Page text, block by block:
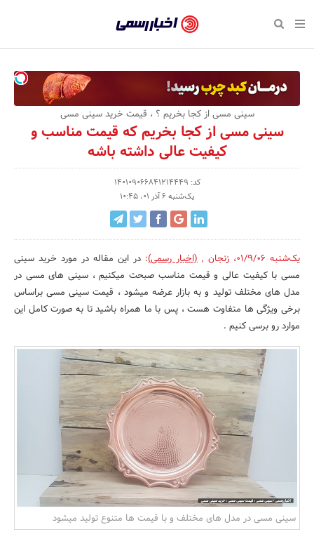
رسمی
-
تایید
شده
شرکت‌ها،
و
روابط
عمومی‌ها
بازگشت
صفحه نخست پایگاه خبری
اقتصادی
صفحه نخست اقتصادی
تجارت و بازار
کارآفرینی و استارتاپ
نفت، انرژی و صنایع
کسب و کار و خرده فروشی
صنایع غذایی و کشاورزی
کار و استخدام
مسکن و ساختمان
اجتماعی
صفحه نخست اجتماعی
علم و آموزش
بهداشت و درمان
شهر و جامعه
محیط زیست
تبلیغات و روابط عمومی
فرهنگی
صفحه نخست فرهنگی
رسانه‌ها
نشریات و کتاب
صنایع دستی
صفحه نخست ورزش
تازه‌های ورزش
مکان‌های ورزشی
تجهیزات ورزشی
صفحه نخست سبک زندگی
سلامت و زیبایی
روانشناسی و موفقیت
رویداد
صفحه نخست رویداد
حراج و تخفیف
جشنواره، نمایشگاه و
مسابقه و فراخوان
سینی مسی از کجا بخریم ؟ ، قیمت خرید سینی مسی
سینی مسی از کجا بخریم که قیمت مناسب و
کیفیت عالی داشته باشه
کد: 140109066841214449
یک‌شنبه 6 آذر 01، 10:45
یک‌شنبه 01/9/06 ، زنجان , (اخبار رسمی): در این مقاله در مورد خرید سینی
مسی با کیفیت عالی و قیمت مناسب صبحت میکنیم ، سینی های مسی در
مدل های مختلف تولید و به بازار عرضه میشود ، قیمت سینی مسی براساس
برخی ویژگی ها متفاوت هست ، پس با ما همراه باشید تا به صورت کامل این
موارد رو برسی کنیم .
سینی مسی در مدل های مختلف و با قیمت ها متنوع تولید میشود